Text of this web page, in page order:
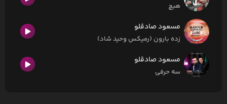
هیچ
مسعود صادقلو
زده بارون (رمیکس وحید شاد)
مسعود صادقلو
سه حرفی